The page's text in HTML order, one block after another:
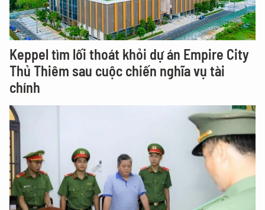
Keppel tìm lối thoát khỏi dự án Empire City
Thủ Thiêm sau cuộc chiến nghĩa vụ tài
chính